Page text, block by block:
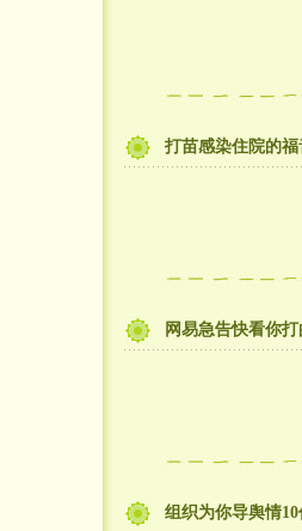
打苗感染住院的
网易急告快看你
组织为你导舆情